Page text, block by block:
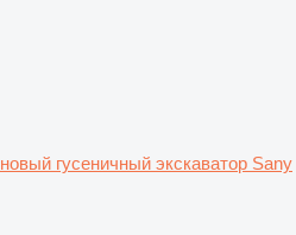
новый гусеничный экскаватор Sany